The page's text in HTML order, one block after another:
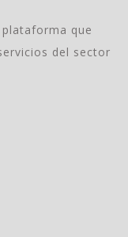
que
del sector